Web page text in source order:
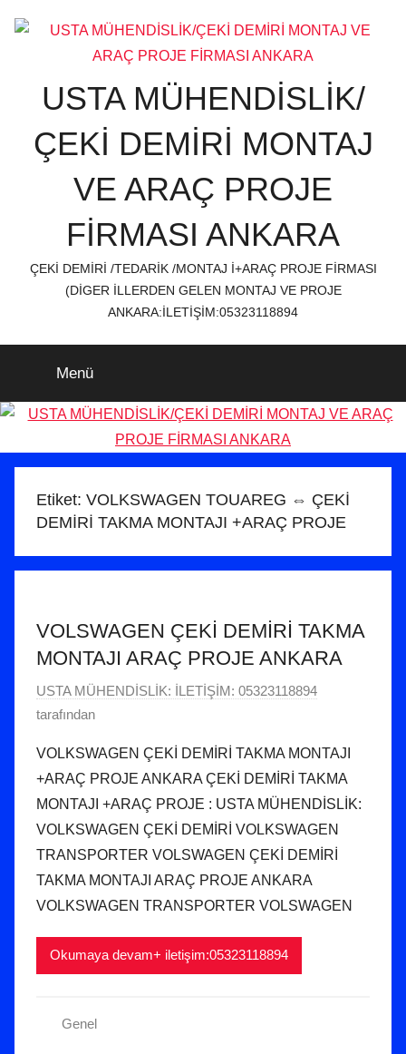
atla
USTA MÜHENDİSLİK/
ÇEKİ DEMİRİ MONTAJ
VE ARAÇ PROJE
FİRMASI ANKARA
ÇEKİ DEMİRİ /TEDARİK /MONTAJ İ+ARAÇ PROJE FİRMASI
(DİGER İLLERDEN GELEN MONTAJ VE PROJE
ANKARA:İLETİŞİM:05323118894
Menü
Etiket: VOLKSWAGEN TOUAREG ⇔ ÇEKİ
DEMİRİ TAKMA MONTAJI +ARAÇ PROJE
VOLSWAGEN ÇEKİ DEMİRİ TAKMA
MONTAJI ARAÇ PROJE ANKARA
2
5
e
m
m
u
z
2
0
t
USTA MÜHENDİSLİK: İLETİŞİM: 05323118894
tarafından
VOLKSWAGEN ÇEKİ DEMİRİ TAKMA MONTAJI
+ARAÇ PROJE ANKARA ÇEKİ DEMİRİ TAKMA
MONTAJI +ARAÇ PROJE : USTA MÜHENDİSLİK:
VOLKSWAGEN ÇEKİ DEMİRİ VOLKSWAGEN
TRANSPORTER VOLSWAGEN ÇEKİ DEMİRİ
TAKMA MONTAJI ARAÇ PROJE ANKARA
VOLKSWAGEN TRANSPORTER VOLSWAGEN
Okumaya devam+ iletişim:05323118894
Genel